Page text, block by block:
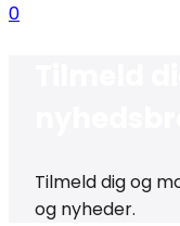
0
Tilmeld dig og
og nyheder.